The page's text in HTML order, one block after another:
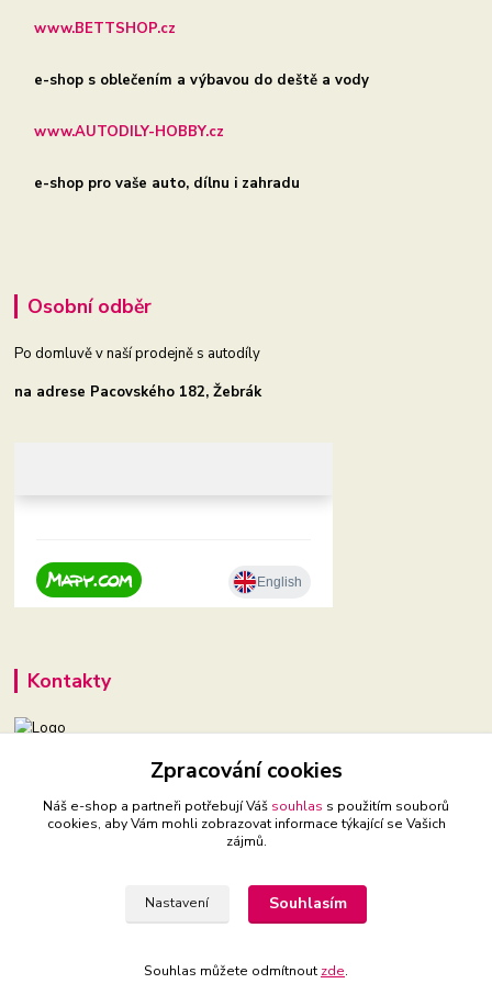
www.BETTSHOP.cz
e-shop s oblečením a výbavou do deště a vody
www.AUTODILY-HOBBY.cz
e-shop pro vaše auto, dílnu i zahradu
Osobní odběr
Po domluvě v naší prodejně s autodíly
na adrese Pacovského 182, Žebrák
Kontakty
+420 604 921 321
babyveci@babyveci.cz
Zpracování cookies
Náš e-shop a partneři potřebují Váš souhlas s použitím souborů
cookies, aby Vám mohli zobrazovat informace týkající se Vašich
zájmů.
Nastavení Souhlasím
Souhlas můžete odmítnout zde.